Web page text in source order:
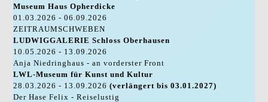
Museum Haus Opherdicke
01.03.2026 - 06.09.2026
ZEITRAUMSCHWEBEN
LUDWIGGALERIE Schloss Oberhausen
10.05.2026 - 13.09.2026
Anja Niedringhaus - an vorderster Front
LWL-Museum für Kunst und Kultur
28.03.2026 - 13.09.2026(verlängert bis 03.01.2027)
Der Hase Felix - Reiselustig